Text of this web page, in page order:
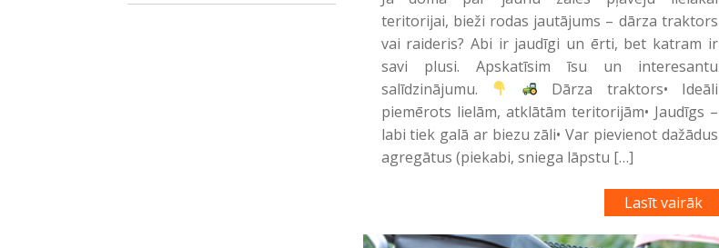
teritorijai, bieži rodas jautājums – dārza traktors
vai raideris? Abi ir jaudīgi un ērti, bet katram ir
savi plusi. Apskatīsim īsu un interesantu
salīdzinājumu.
Dārza traktors• Ideāli
piemērots lielām, atklātām teritorijām• Jaudīgs –
labi tiek galā ar biezu zāli• Var pievienot dažādus
agregātus (piekabi, sniega lāpstu […]
Lasīt vairāk